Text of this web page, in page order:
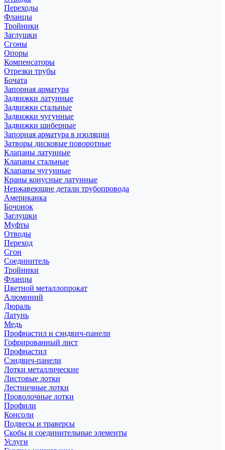
Переходы
Фланцы
Тройники
Заглушки
Сгоны
Опоры
Компенсаторы
Отрезки трубы
Бочата
Запорная арматура
Задвижки латунные
Задвижки стальные
Задвижки чугунные
Задвижки шиберные
Запорная арматура в изоляции
Затворы дисковые поворотные
Клапаны латунные
Клапаны стальные
Клапаны чугунные
Краны конусные латунные
Нержавеющие детали трубопровода
Американка
Бочонок
Заглушки
Муфты
Отводы
Переход
Сгон
Соединитель
Тройники
Фланцы
Цветной металлопрокат
Алюминий
Дюраль
Латунь
Медь
Профнастил и сэндвич-панели
Гофрированный лист
Профнастил
Сэндвич-панели
Лотки металлические
Листовые лотки
Лестничные лотки
Проволочные лотки
Профили
Консоли
Подвесы и траверсы
Скобы и соединительные элементы
Услуги